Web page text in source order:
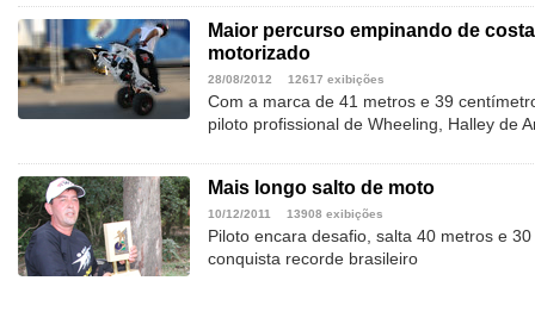
Maior percurso empinando de
motorizado
28/08/2012 12617 exibições
Com a marca de 41 metros e 39
piloto profissional de Wheeling, Halley de
Mais longo salto de moto
10/12/2011 13908 exibições
Piloto encara desafio, salta 40 metros e
conquista recorde brasileiro